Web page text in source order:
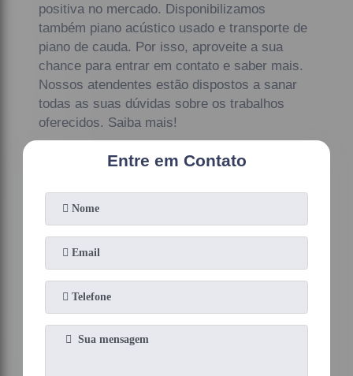
positiva no mercado. Disponibilizamos
também piano acústico usado e transporte de
piano de cauda. Por isso, aproveite a sua
chance para entrar em contato e saber mais.
Nossos atendentes estão dispostos a sanar
todas as suas dúvidas sobre os trabalhos
oferecidos. Saiba mais!
Entre em Contato